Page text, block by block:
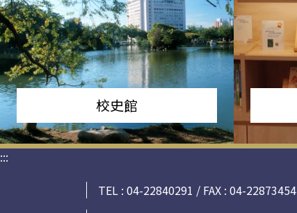
校史館
:::
TEL : 04-22840291 / FAX : 04-22873454